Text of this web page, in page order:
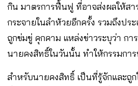
กิน มาตรการฟื้นฟู ที่อาจส่งผลให้ส
กระจายในลำห้วยอีกครั้ง รวมถึงปร
ถูกข่มขู่ คุกคาม แหล่งข่าวระบุว่า กา
นายคงสิทธิ์ในวันนั้น ทำให้กรรมกา
สำหรับนายคงสิทธิ์ เป็นที่รู้จักและถูก